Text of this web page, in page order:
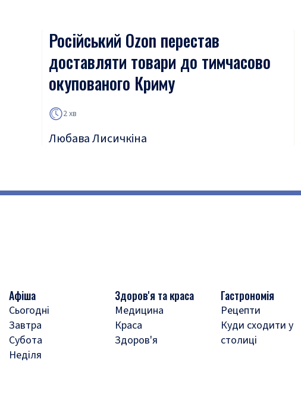
Російський Ozon перестав
доставляти товари до тимчасово
окупованого Криму
2 хв
Любава Лисичкіна
Афіша
Сьогодні
Завтра
Субота
Неділя
Здоров'я та краса
Медицина
Краса
Здоров'я
Гастрономія
Рецепти
Куди сходити у
столиці